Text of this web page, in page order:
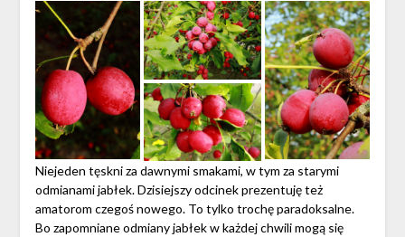
Niejeden tęskni za dawnymi smakami, w tym za starymi
odmianami jabłek. Dzisiejszy odcinek prezentuję też
amatorom czegoś nowego. To tylko trochę paradoksalne.
Bo zapomniane odmiany jabłek w każdej chwili mogą się